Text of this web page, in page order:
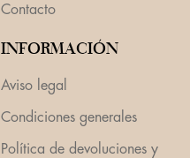
Contacto
INFORMACIÓN
Aviso legal
Condiciones generales
Política de devoluciones y